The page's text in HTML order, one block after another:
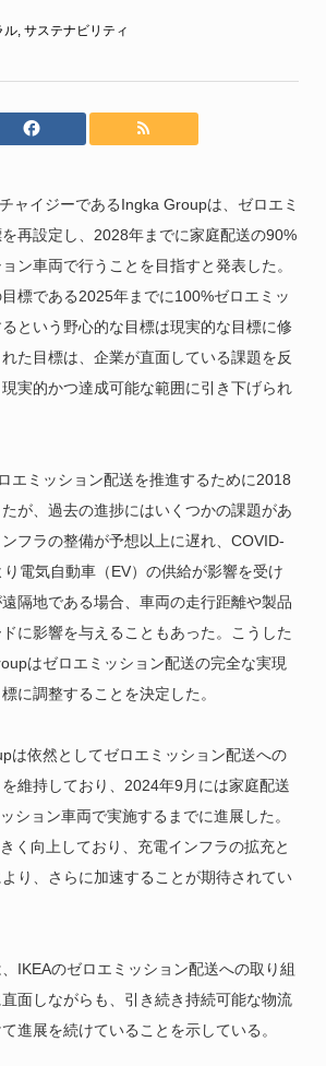
ル, サステナビリティ
ャイジーであるIngka Groupは、ゼロエミ
再設定し、2028年までに家庭配送の90%
ン車両で行うことを目指すと発表した。
標である2025年までに100%ゼロエミッ
という野心的な目標は現実的な目標に修
た目標は、企業が直面している課題を反
実的かつ達成可能な範囲に引き下げられ
エミッション配送を推進するために2018
が、過去の進捗にはいくつかの課題があ
フラの整備が予想以上に遅れ、COVID-
電気自動車（EV）の供給が影響を受け
隔地である場合、車両の走行距離や製品
に影響を与えることもあった。こうした
はゼロエミッション配送の完全な実現
に調整することを決定した。
は依然としてゼロエミッション配送への
維持しており、2024年9月には家庭配送
ション車両で実施するまでに進展した。
く向上しており、充電インフラの拡充と
り、さらに加速することが期待されてい
IKEAのゼロエミッション配送への取り組
面しながらも、引き続き持続可能な物流
進展を続けていることを示している。